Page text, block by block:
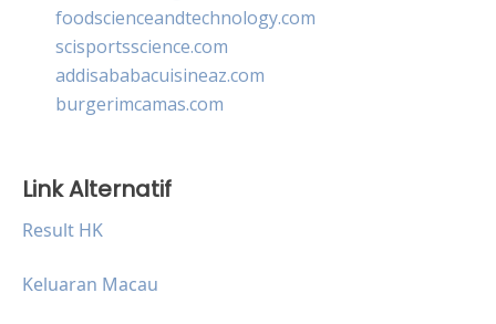
foodscienceandtechnology.com
scisportsscience.com
addisababacuisineaz.com
burgerimcamas.com
Link Alternatif
Result HK
Keluaran Macau